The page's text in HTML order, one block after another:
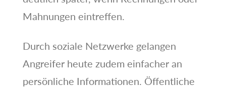
Mahnungen eintreffen.
Durch soziale Netzwerke gelangen
Angreifer heute zudem einfacher an
persönliche Informationen. Öffentliche